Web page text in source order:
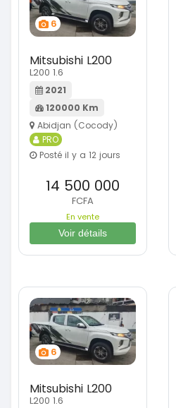
6
Mitsubishi L200
L200 1.6
2021
120000 Km
Abidjan (Cocody)
PRO
Posté il y a 12 jours
14 500 000
FCFA
En vente
Voir détails
6
Mitsubishi L200
L200 1.6